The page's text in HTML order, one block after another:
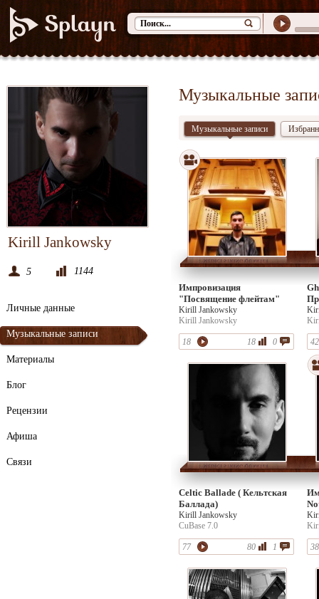
Kirill Jankowsky
5 1144
Личные данные
Музыкальные записи
Материалы
Блог
Рецензии
Афиша
Связи
Музыкальные
Музыкальные записи
Импровизация
"Посвящение флейтам"
Kirill Jankowsky
Kirill Jankowsky
18 0
18 42
Celtic Ballade ( Кельтская
Баллада)
Kirill Jankowsky
CuBase 7.0
77 1
80 38